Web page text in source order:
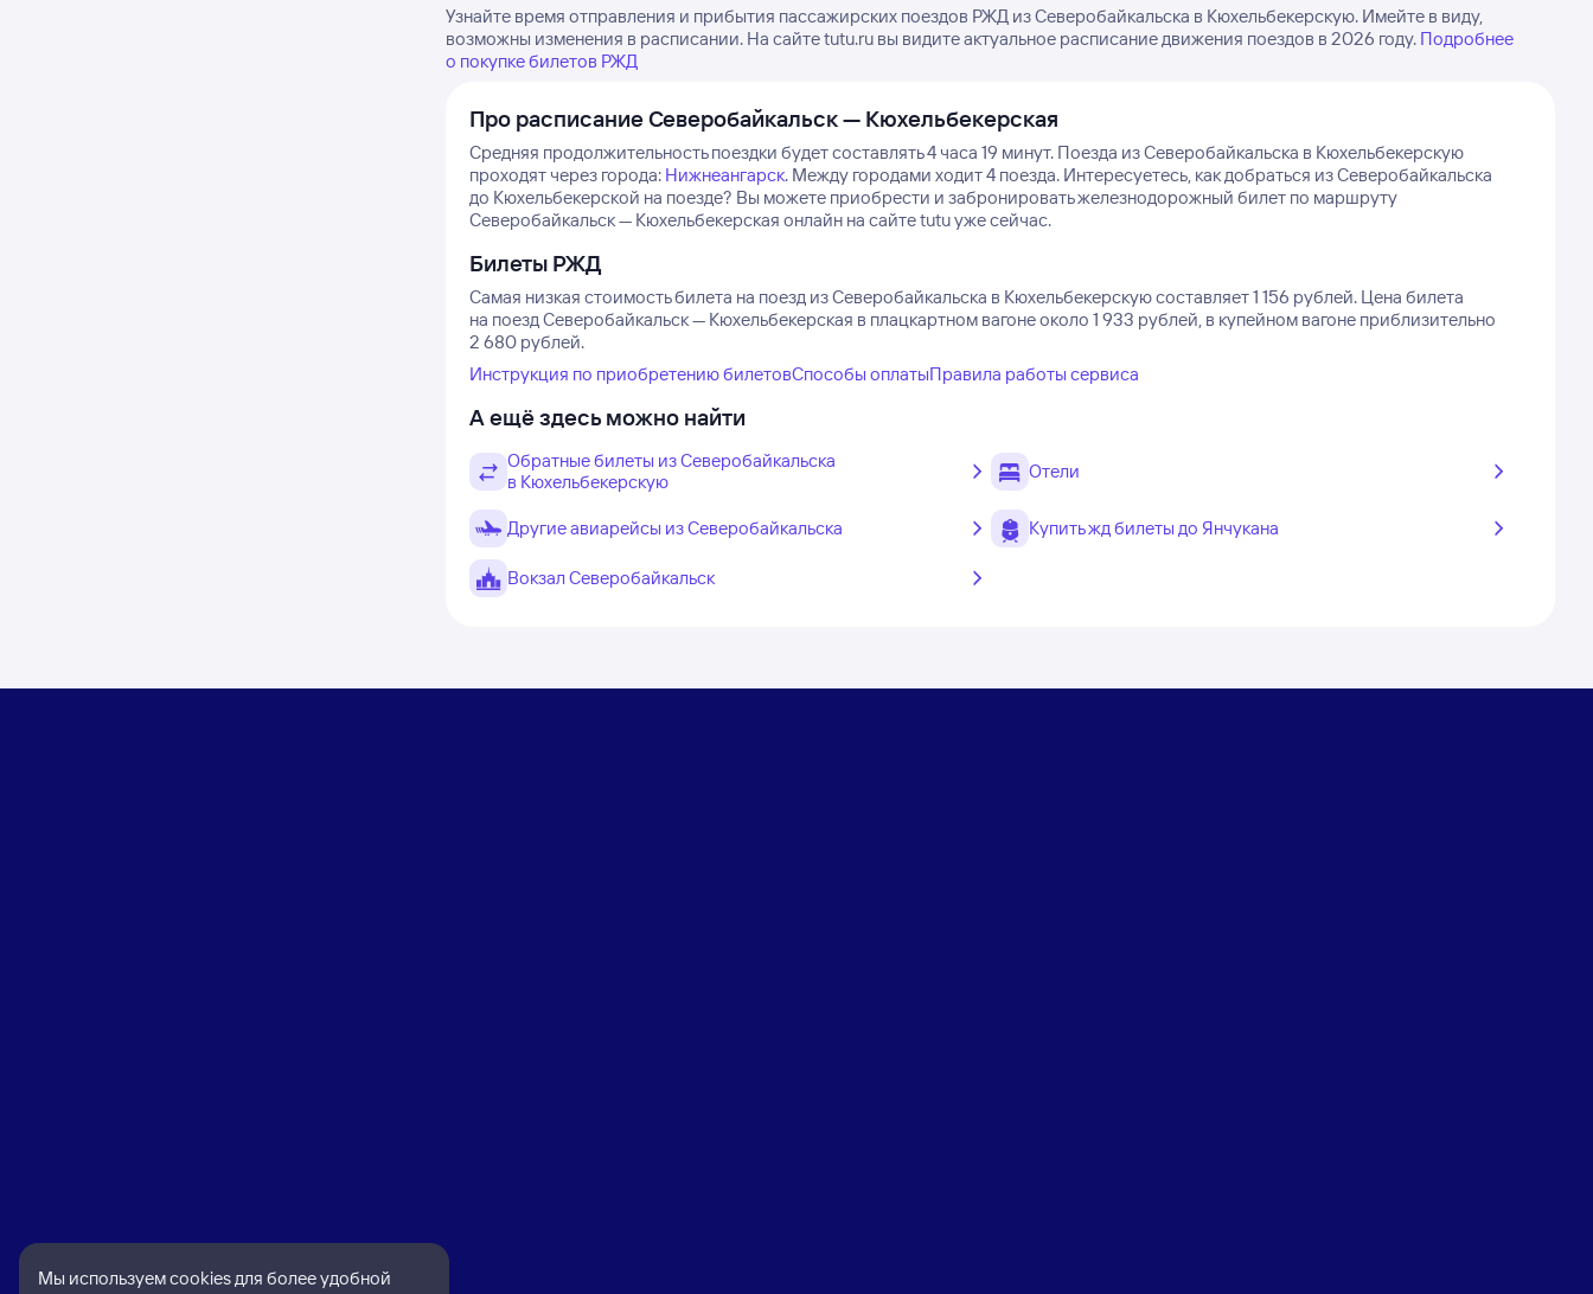
Узнайте время отправления и прибытия пассажирских поездов РЖД из Северобайкальска в Кюхельбекерскую. Имейте в виду,
возможны изменения в расписании. На сайте tutu.ru вы видите актуальное расписание движения поездов в 2026 году. Подробнее
о покупке билетов РЖД
Про расписание Северобайкальск — Кюхельбекерская
Средняя продолжительность поездки будет составлять 4 часа 19 минут. Поезда из Северобайкальска в Кюхельбекерскую
проходят через города: Нижнеангарск. Между городами ходит 4 поезда. Интересуетесь, как добраться из Северобайкальска
до Кюхельбекерской на поезде? Вы можете приобрести и забронировать железнодорожный билет по маршруту
Северобайкальск — Кюхельбекерская онлайн на сайте tutu уже сейчас.
Билеты РЖД
Самая низкая стоимость билета на поезд из Северобайкальска в Кюхельбекерскую составляет 1 156 рублей. Цена билета
на поезд Северобайкальск — Кюхельбекерская в плацкартном вагоне около 1 933 рублей, в купейном вагоне приблизительно
2 680 рублей.
Инструкция по приобретению билетовСпособы оплатыПравила работы сервиса
А ещё здесь можно найти
Обратные билеты из Северобайкальска
в Кюхельбекерскую
Отели
Другие авиарейсы из Северобайкальска Купить жд билеты до Янчукана
Вокзал Северобайкальск
Мы используем cookies для более удобной